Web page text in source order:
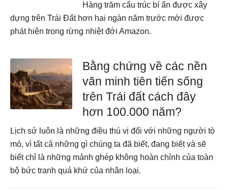
Hàng trăm cấu trúc bí ẩn được xây
dựng trên Trái Đất hơn hai ngàn năm trước mới được
phát hiện trong rừng nhiệt đới Amazon.
Bằng chứng về các nền
văn minh tiên tiến sống
trên Trái đất cách đây
hơn 100.000 năm?
Lịch sử luôn là những điều thú vị đối với những người tò
mò, vì tất cả những gì chúng ta đã biết, đang biết và sẽ
biết chỉ là những mảnh ghép không hoàn chỉnh của toàn
bộ bức tranh quá khứ của nhân loại.